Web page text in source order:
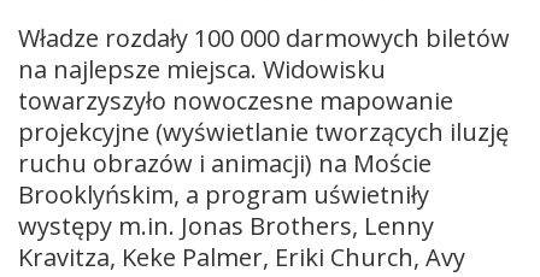
Władze rozdały 100 000 darmowych biletów
na najlepsze miejsca. Widowisku
towarzyszyło nowoczesne mapowanie
projekcyjne (wyświetlanie tworzących iluzję
ruchu obrazów i animacji) na Moście
Brooklyńskim, a program uświetniły
występy m.in. Jonas Brothers, Lenny
Kravitza, Keke Palmer, Eriki Church, Avy